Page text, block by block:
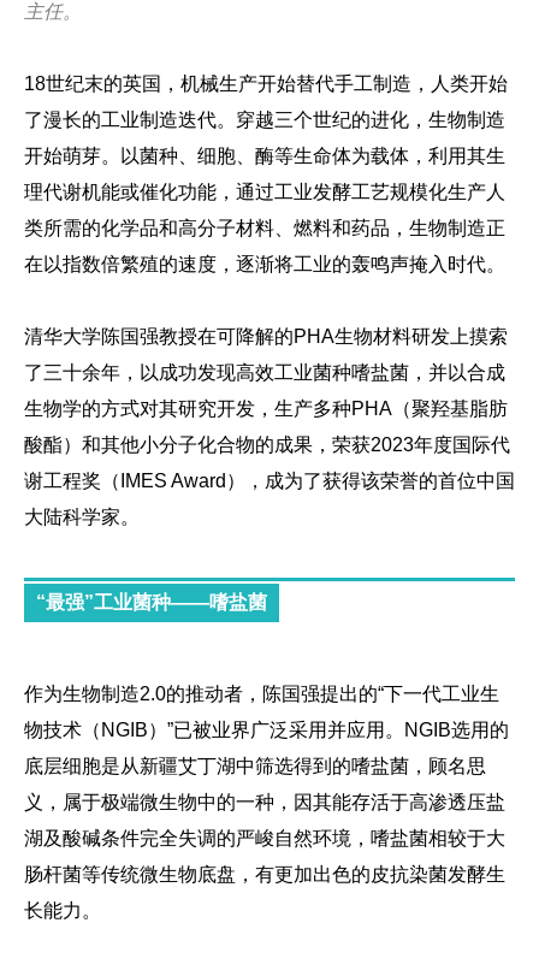
主任。
18世纪末的英国，机械生产开始替代手工制造，人类开始
了漫长的工业制造迭代。穿越三个世纪的进化，生物制造
开始萌芽。以菌种、细胞、酶等生命体为载体，利用其生
理代谢机能或催化功能，通过工业发酵工艺规模化生产人
类所需的化学品和高分子材料、燃料和药品，生物制造正
在以指数倍繁殖的速度，逐渐将工业的轰鸣声掩入时代。
清华大学陈国强教授在可降解的PHA生物材料研发上摸索
了三十余年，以成功发现高效工业菌种嗜盐菌，并以合成
生物学的方式对其研究开发，生产多种PHA（聚羟基脂肪
酸酯）和其他小分子化合物的成果，荣获2023年度国际代
谢工程奖（IMES Award），成为了获得该荣誉的首位中国
大陆科学家。
“最强”工业菌种——嗜盐菌
作为生物制造2.0的推动者，陈国强提出的“下一代工业生
物技术（NGIB）”已被业界广泛采用并应用。NGIB选用的
底层细胞是从新疆艾丁湖中筛选得到的嗜盐菌，顾名思
义，属于极端微生物中的一种，因其能存活于高渗透压盐
湖及酸碱条件完全失调的严峻自然环境，嗜盐菌相较于大
肠杆菌等传统微生物底盘，有更加出色的皮抗染菌发酵生
长能力。